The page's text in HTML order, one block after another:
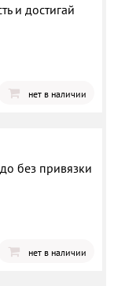
и достигай
нет в наличии
без привязки
нет в наличии